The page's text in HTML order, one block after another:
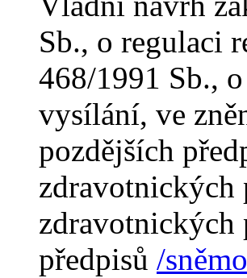
Sb., o regulaci
468/1991 Sb.,
vysílání, ve
pozdějších
zdravotnických
zdravotnických
předpisů /